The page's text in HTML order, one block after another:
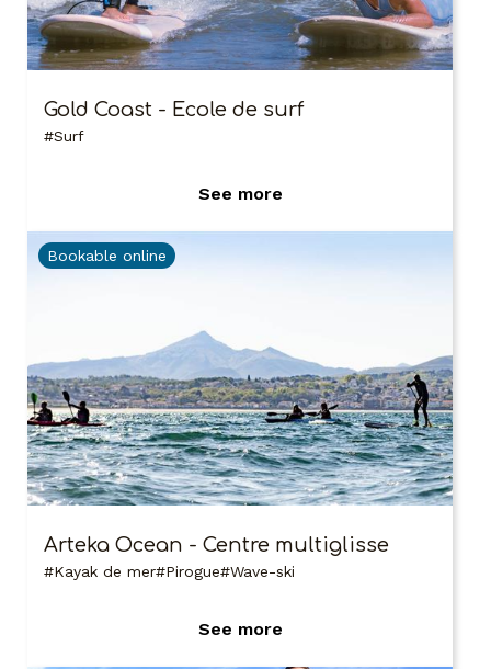
Gold Coast - Ecole de surf
Surf
See more
Bookable online
Arteka Ocean - Centre multiglisse
Kayak de mer Pirogue Wave-ski
See more